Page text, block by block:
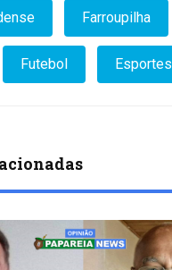
Farroupilha
Futebol Esportes